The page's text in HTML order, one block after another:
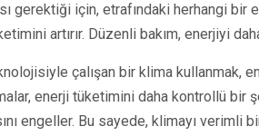
gerektiği için, etrafındaki herhangi bir
artırır. Düzenli bakım, enerjiyi
çalışan bir klima kullanmak,
enerji tüketimini daha kontrollü bir
engeller. Bu sayede, klimayı verimli